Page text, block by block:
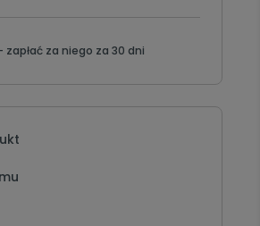
zapłać za niego za 30 dni